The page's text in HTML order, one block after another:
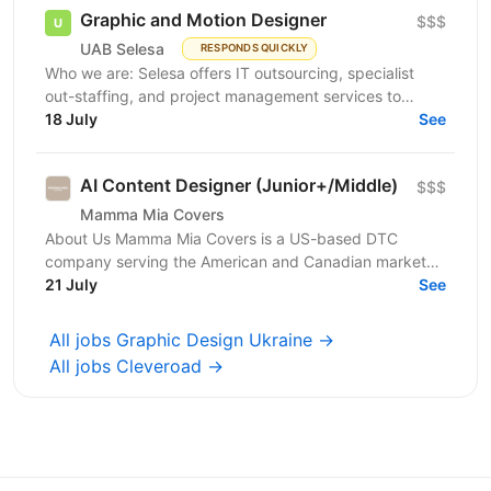
Graphic and Motion Designer
UAB Selesa RESPONDS QUICKLY
$$$
Who we are: Selesa offers IT outsourcing, specialist
out-staffing, and project management services to
enhance business operations. We focus on providing...
18 July See
AI Content Designer (Junior+/Middle)
Mamma Mia Covers
$$$
About Us Mamma Mia Covers is a US-based DTC
company serving the American and Canadian markets,
and the exclusive distributor of the Italian brand
21 July See
All jobs Graphic Design Ukraine →
All jobs Cleveroad →